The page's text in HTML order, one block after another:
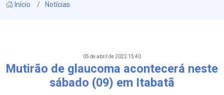
Início Notícias
05 de abril de 2022 15:40
Mutirão de glaucoma acontecerá neste
sábado (09) em Itabatã